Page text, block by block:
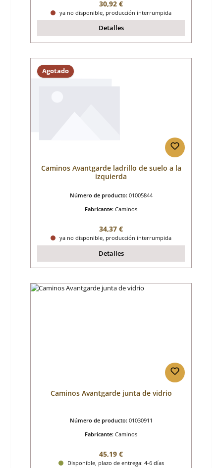
Precio normal:
30,92 €
ya no disponible, producción interrumpida
Detalles
Agotado
Caminos Avantgarde ladrillo de suelo a la
izquierda
Número de producto: 01005844
Fabricante: Caminos
Precio normal:
34,37 €
ya no disponible, producción interrumpida
Detalles
Caminos Avantgarde junta de vidrio
Número de producto: 01030911
Fabricante: Caminos
Precio normal:
45,19 €
Disponible, plazo de entrega: 4-6 días